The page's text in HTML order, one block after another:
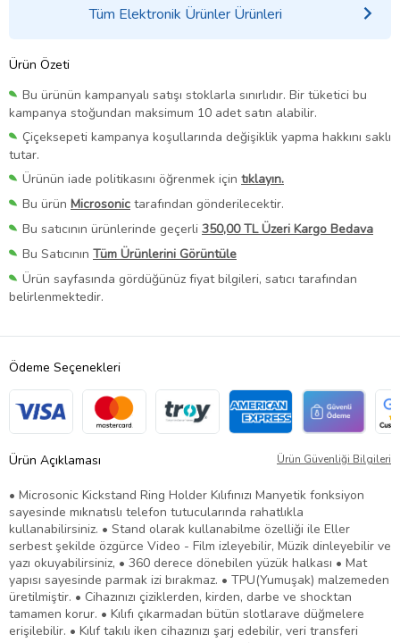
Tüm Elektronik Ürünler Ürünleri
Ürün Özeti
Bu ürünün kampanyalı satışı stoklarla sınırlıdır. Bir tüketici bu
kampanya stoğundan maksimum 10 adet satın alabilir.
Çiçeksepeti kampanya koşullarında değişiklik yapma hakkını saklı
tutar.
Ürünün iade politikasını öğrenmek için tıklayın.
Bu ürün Microsonic tarafından gönderilecektir.
Bu satıcının ürünlerinde geçerli 350,00 TL Üzeri Kargo Bedava
Bu Satıcının Tüm Ürünlerini Görüntüle
Ürün sayfasında gördüğünüz fiyat bilgileri, satıcı tarafından
belirlenmektedir.
Ödeme Seçenekleri
Ürün Açıklaması Ürün Güvenliği Bilgileri
• Microsonic Kickstand Ring Holder Kılıfınızı Manyetik fonksiyon
sayesinde mıknatıslı telefon tutucularında rahatlıkla
kullanabilirsiniz. • Stand olarak kullanabilme özelliği ile Eller
serbest şekilde özgürce Video - Film izleyebilir, Müzik dinleyebilir ve
yazı okuyabilirsiniz, • 360 derece dönebilen yüzük halkası • Mat
yapısı sayesinde parmak izi bırakmaz. • TPU(Yumuşak) malzemeden
üretilmiştir. • Cihazınızı çiziklerden, kirden, darbe ve shocktan
tamamen korur. • Kılıfı çıkarmadan bütün slotlarave düğmelere
erişilebilir. • Kılıf takılı iken cihazınızı şarj edebilir, veri transferi